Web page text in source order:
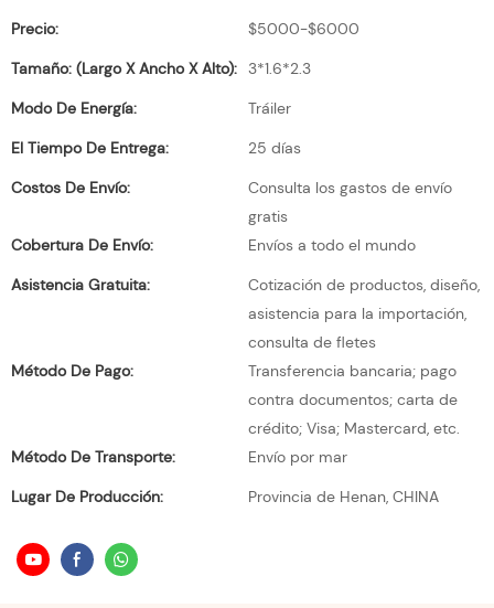
Precio:
$5000-$6000
Tamaño: (largo X Ancho X Alto): 3*1.6*2.3
Modo De Energía:
Tráiler
El Tiempo De Entrega:
25 días
Costos De Envío:
Consulta los gastos de envío
gratis
Cobertura De Envío:
Envíos a todo el mundo
Asistencia Gratuita:
Cotización de productos, diseño,
asistencia para la importación,
consulta de fletes
Método De Pago:
Transferencia bancaria; pago
contra documentos; carta de
crédito; Visa; Mastercard, etc.
Método De Transporte:
Envío por mar
Lugar De Producción:
Provincia de Henan, CHINA